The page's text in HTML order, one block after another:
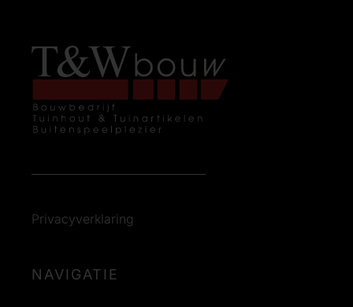
Privacyverklaring
NAVIGATIE